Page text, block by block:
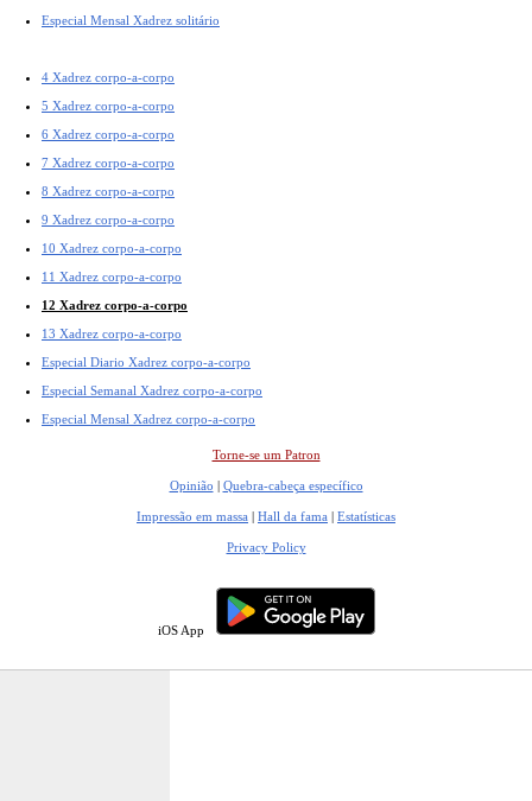
Especial Mensal Xadrez solitário
4 Xadrez corpo-a-corpo
5 Xadrez corpo-a-corpo
6 Xadrez corpo-a-corpo
7 Xadrez corpo-a-corpo
8 Xadrez corpo-a-corpo
9 Xadrez corpo-a-corpo
10 Xadrez corpo-a-corpo
11 Xadrez corpo-a-corpo
12 Xadrez corpo-a-corpo
13 Xadrez corpo-a-corpo
Especial Diario Xadrez corpo-a-corpo
Especial Semanal Xadrez corpo-a-corpo
Especial Mensal Xadrez corpo-a-corpo
Torne-se um Patron
Opinião | Quebra-cabeça específico
Impressão em massa | Hall da fama | Estatísticas
Privacy Policy
iOS App